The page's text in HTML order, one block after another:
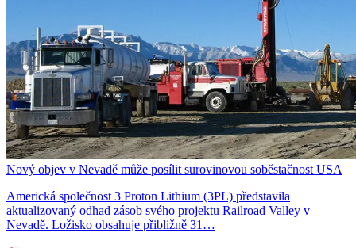
Nový objev v Nevadě může posílit surovinovou soběstačnost USA
Americká společnost 3 Proton Lithium (3PL) představila
aktualizovaný odhad zásob svého projektu Railroad Valley v
Nevadě. Ložisko obsahuje přibližně 31…